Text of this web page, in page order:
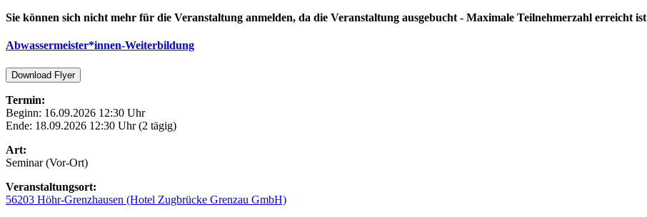
Sie können sich nicht mehr für die Veranstaltung anmelden, da die Veranstaltung ausgebucht - Maximale Teilnehmerzahl erreicht ist
Abwassermeister*innen-Weiterbildung
Download Flyer
Termin:
Beginn: 16.09.2026 12:30 Uhr
Ende: 18.09.2026 12:30 Uhr (2 tägig)
Art:
Seminar (Vor-Ort)
Veranstaltungsort:
56203 Höhr-Grenzhausen (Hotel Zugbrücke Grenzau GmbH)